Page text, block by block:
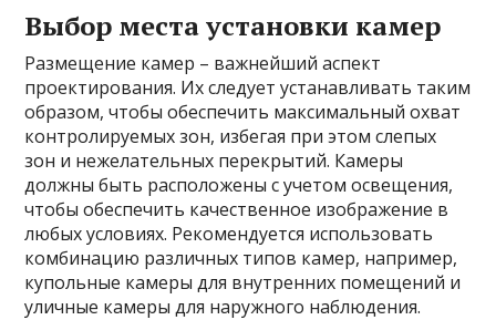
Выбор места установки камер
Размещение камер – важнейший аспект
проектирования. Их следует устанавливать таким
образом, чтобы обеспечить максимальный охват
контролируемых зон, избегая при этом слепых
зон и нежелательных перекрытий. Камеры
должны быть расположены с учетом освещения,
чтобы обеспечить качественное изображение в
любых условиях. Рекомендуется использовать
комбинацию различных типов камер, например,
купольные камеры для внутренних помещений и
уличные камеры для наружного наблюдения.